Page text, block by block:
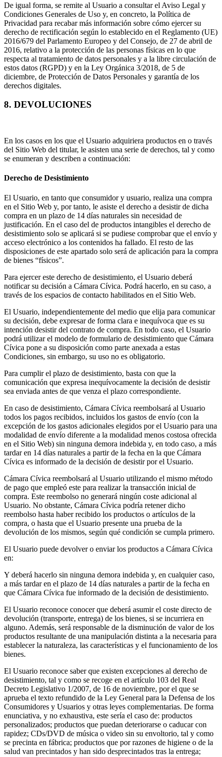
De igual forma, se remite al Usuario a consultar el Aviso Legal y
Condiciones Generales de Uso y, en concreto, la Política de
Privacidad para recabar más información sobre cómo ejercer su
derecho de rectificación según lo establecido en el Reglamento (UE)
2016/679 del Parlamento Europeo y del Consejo, de 27 de abril de
2016, relativo a la protección de las personas físicas en lo que
respecta al tratamiento de datos personales y a la libre circulación de
estos datos (RGPD) y en la Ley Orgánica 3/2018, de 5 de
diciembre, de Protección de Datos Personales y garantía de los
derechos digitales.
8. DEVOLUCIONES
En los casos en los que el Usuario adquiriera productos en o través
del Sitio Web del titular, le asisten una serie de derechos, tal y como
se enumeran y describen a continuación:
Derecho de Desistimiento
El Usuario, en tanto que consumidor y usuario, realiza una compra
en el Sitio Web y, por tanto, le asiste el derecho a desistir de dicha
compra en un plazo de 14 días naturales sin necesidad de
justificación. En el caso del de productos intangibles el derecho de
desistimiento solo se aplicará si se pudiese comprobar que el envío y
acceso electrónico a los contenidos ha fallado. El resto de las
disposiciones de este apartado solo será de aplicación para la compra
de bienes “físicos”.
Para ejercer este derecho de desistimiento, el Usuario deberá
notificar su decisión a Cámara Cívica. Podrá hacerlo, en su caso, a
través de los espacios de contacto habilitados en el Sitio Web.
El Usuario, independientemente del medio que elija para comunicar
su decisión, debe expresar de forma clara e inequívoca que es su
intención desistir del contrato de compra. En todo caso, el Usuario
podrá utilizar el modelo de formulario de desistimiento que Cámara
Cívica pone a su disposición como parte anexada a estas
Condiciones, sin embargo, su uso no es obligatorio.
Para cumplir el plazo de desistimiento, basta con que la
comunicación que expresa inequívocamente la decisión de desistir
sea enviada antes de que venza el plazo correspondiente.
En caso de desistimiento, Cámara Cívica reembolsará al Usuario
todos los pagos recibidos, incluidos los gastos de envío (con la
excepción de los gastos adicionales elegidos por el Usuario para una
modalidad de envío diferente a la modalidad menos costosa ofrecida
en el Sitio Web) sin ninguna demora indebida y, en todo caso, a más
tardar en 14 días naturales a partir de la fecha en la que Cámara
Cívica es informado de la decisión de desistir por el Usuario.
Cámara Cívica reembolsará al Usuario utilizando el mismo método
de pago que empleó este para realizar la transacción inicial de
compra. Este reembolso no generará ningún coste adicional al
Usuario. No obstante, Cámara Cívica podría retener dicho
reembolso hasta haber recibido los productos o artículos de la
compra, o hasta que el Usuario presente una prueba de la
devolución de los mismos, según qué condición se cumpla primero.
El Usuario puede devolver o enviar los productos a Cámara Cívica
en:
Y deberá hacerlo sin ninguna demora indebida y, en cualquier caso,
a más tardar en el plazo de 14 días naturales a partir de la fecha en
que Cámara Cívica fue informado de la decisión de desistimiento.
El Usuario reconoce conocer que deberá asumir el coste directo de
devolución (transporte, entrega) de los bienes, si se incurriera en
alguno. Además, será responsable de la disminución de valor de los
productos resultante de una manipulación distinta a la necesaria para
establecer la naturaleza, las características y el funcionamiento de los
bienes.
El Usuario reconoce saber que existen excepciones al derecho de
desistimiento, tal y como se recoge en el artículo 103 del Real
Decreto Legislativo 1/2007, de 16 de noviembre, por el que se
aprueba el texto refundido de la Ley General para la Defensa de los
Consumidores y Usuarios y otras leyes complementarias. De forma
enunciativa, y no exhaustiva, este sería el caso de: productos
personalizados; productos que puedan deteriorarse o caducar con
rapidez; CDs/DVD de música o video sin su envoltorio, tal y como
se precinta en fábrica; productos que por razones de higiene o de la
salud van precintados y han sido desprecintados tras la entrega;